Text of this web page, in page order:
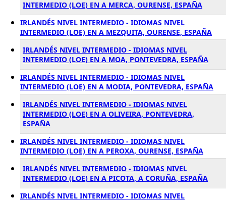
INTERMEDIO (LOE) EN A MERCA, OURENSE, ESPAÑA
IRLANDÉS NIVEL INTERMEDIO - IDIOMAS NIVEL
INTERMEDIO (LOE) EN A MEZQUITA, OURENSE, ESPAÑA
IRLANDÉS NIVEL INTERMEDIO - IDIOMAS NIVEL
INTERMEDIO (LOE) EN A MOA, PONTEVEDRA, ESPAÑA
IRLANDÉS NIVEL INTERMEDIO - IDIOMAS NIVEL
INTERMEDIO (LOE) EN A MODIA, PONTEVEDRA, ESPAÑA
IRLANDÉS NIVEL INTERMEDIO - IDIOMAS NIVEL
INTERMEDIO (LOE) EN A OLIVEIRA, PONTEVEDRA,
ESPAÑA
IRLANDÉS NIVEL INTERMEDIO - IDIOMAS NIVEL
INTERMEDIO (LOE) EN A PEROXA, OURENSE, ESPAÑA
IRLANDÉS NIVEL INTERMEDIO - IDIOMAS NIVEL
INTERMEDIO (LOE) EN A PICOTA, A CORUÑA, ESPAÑA
IRLANDÉS NIVEL INTERMEDIO - IDIOMAS NIVEL